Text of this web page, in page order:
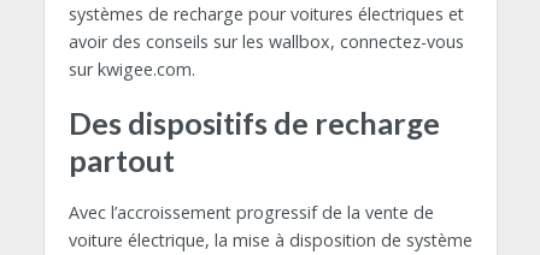
systèmes de recharge pour voitures électriques et
avoir des conseils sur les wallbox, connectez-vous
sur kwigee.com.
Des dispositifs de recharge
partout
Avec l’accroissement progressif de la vente de
voiture électrique, la mise à disposition de système